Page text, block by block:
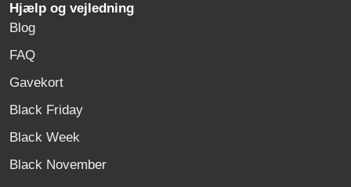
Hjælp og vejledning
Blog
FAQ
Gavekort
Black Friday
Black Week
Black November